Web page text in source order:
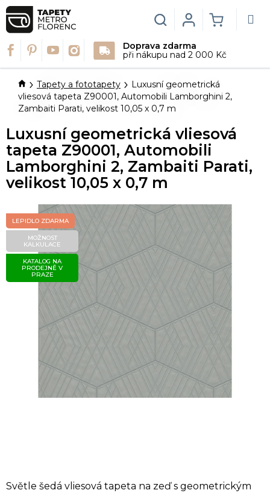
Přejít
na
obsah
Doprava zdarma
při nákupu nad 2 000 Kč
Hledat
KOŠÍK
Login
DomůTapety a fototapety
Luxusní geometrická
vliesová tapeta Z90001, Automobili Lamborghini 2,
Zambaiti Parati, velikost 10,05 x 0,7 m
Světle šedá vliesová tapeta na zeď s geometrickým
Luxusní geometrická vliesová
tapeta Z90001, Automobili
Lamborghini 2, Zambaiti Parati,
velikost 10,05 x 0,7 m
LEPIDLO ZDARMA
MOŽNOST
KALKULACE
KATALOG NA
PRODEJNĚ V
PRAZE